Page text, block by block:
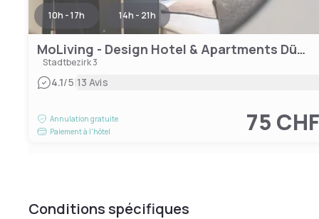
10h - 17h 14h - 21h
MoLiving - Design Hotel & Apartments Düsseldorf-Neuss
Stadtbezirk 3
4.1/5|13 Avis
Annulation gratuite
Paiement à l'hôtel
75 CHF
Conditions spécifiques